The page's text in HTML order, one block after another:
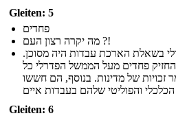
Gleiten: 5
פחדים
מה יקרה רצון העם ?!
בשאלת הארכת עבדות היה מסוכן.
פחדים מעל הממשל הפדרלי כל
של מדינות. בנוסף, הם חששו
Gleiten: 6